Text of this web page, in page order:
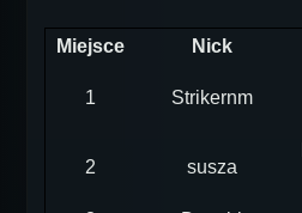
Miejsce Nick
1 Strikernm
2 susza